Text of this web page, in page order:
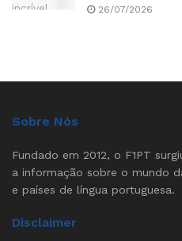
26/07/2026
Sobre Nós
Fundado em 2012, o F1PT
a informação sobre o mundo
e países de língua portuguesa.
Disclaimer